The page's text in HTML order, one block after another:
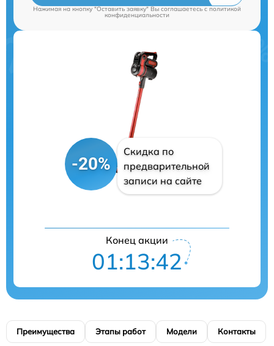
Нажимая на кнопку "Оставить заявку" Вы соглашаетесь c политикой
конфиденциальности
-20%
Скидка по
предварительной
записи на сайте
Конец акции
01:13:41
Преимущества Этапы работ Модели Контакты